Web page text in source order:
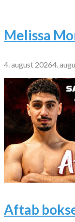
Melissa
4. august 20264.
Aftab